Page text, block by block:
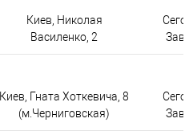
Киев, Николая
Василенко, 2
Киев, Гната Хоткевича, 8
(м.Черниговская)